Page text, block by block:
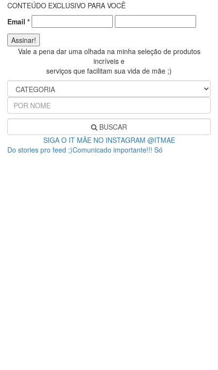
CONTEÚDO EXCLUSIVO PARA VOCÊ
Email *
Vale a pena dar uma olhada na minha seleção de produtos
incríveis e
serviços que facilitam sua vida de mãe ;)
BUSCAR
SIGA O IT MÃE NO INSTAGRAM @ITMAE
Do stories pro feed ;)Comunicado importante!!! Só